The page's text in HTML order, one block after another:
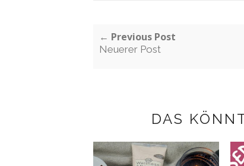
← Previous Post
Neuerer Post
DAS